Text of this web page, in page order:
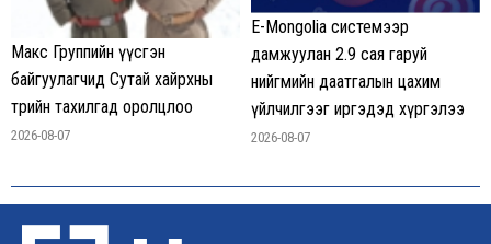
Макс Группийн үүсгэн
байгуулагчид Сутай хайрхны
төрийн тахилгад оролцлоо
2026-08-07
E-Mongolia системээр
дамжуулан 2.9 сая гаруй
нийгмийн даатгалын цахим
үйлчилгээг иргэдэд хүргэлээ
2026-08-07